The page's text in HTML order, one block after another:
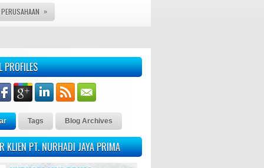
»
VISA DAN JASA LEGAL DOCUMENT LAINYA - KAMI PT. NURHADI
PROFILES
Tags Blog Archives
KLIEN PT. NURHADI JAYA PRIMA